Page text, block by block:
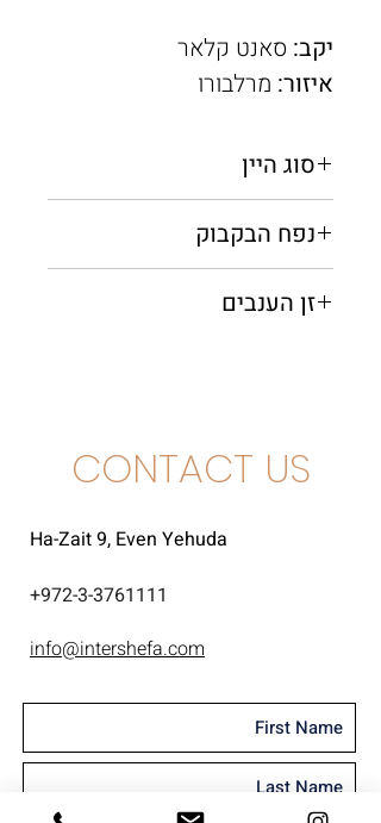
יקב: סאנט קלאר
איזור: מרלבורו
סוג היין
נפח הבקבוק
זן הענבים
CONTACT US
Ha-Zait 9, Even Yehuda
972-3-3761111
+
info@intershefa.com